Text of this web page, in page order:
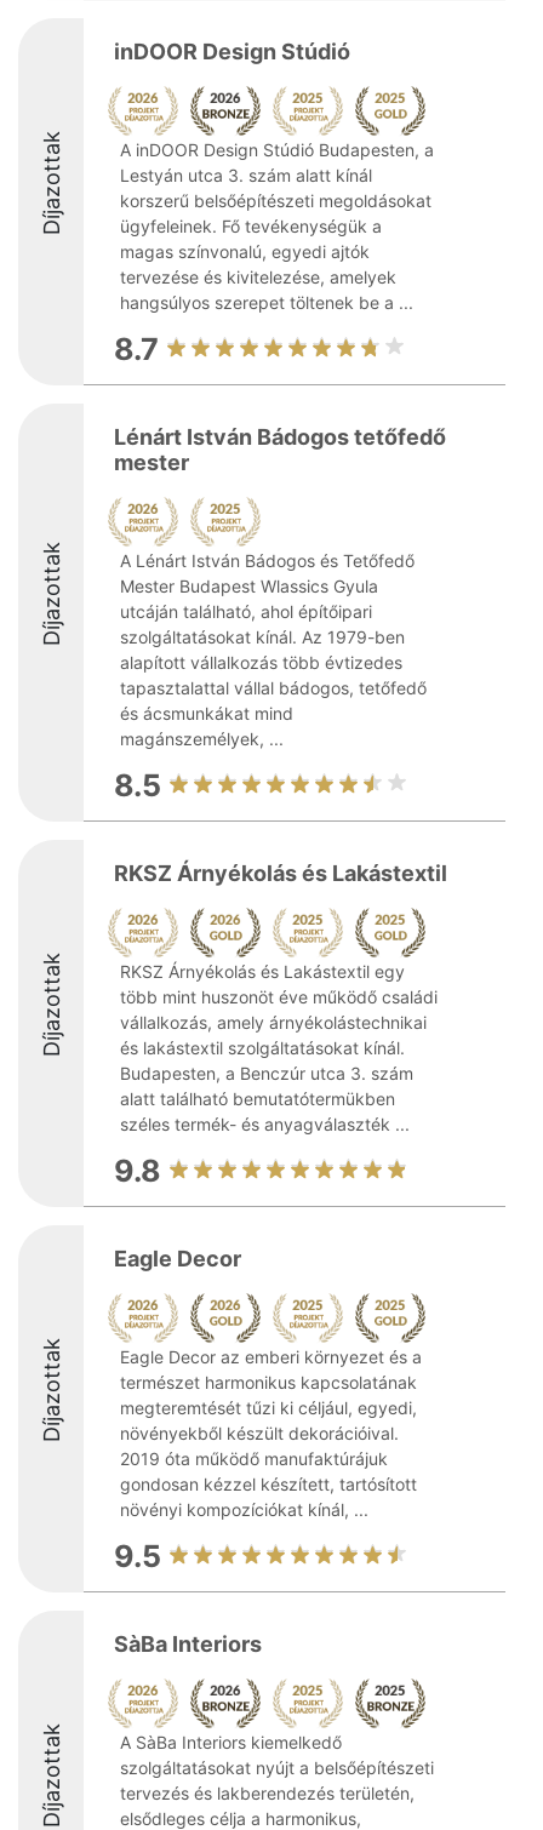
Díjazottak
inDOOR Design Stúdió
A inDOOR Design Stúdió Budapesten, a
Lestyán utca 3. szám alatt kínál
korszerű belsőépítészeti megoldásokat
ügyfeleinek. Fő tevékenységük a
magas színvonalú, egyedi ajtók
tervezése és kivitelezése, amelyek
hangsúlyos szerepet töltenek be a ...
8.7
Díjazottak
Lénárt István Bádogos tetőfedő
mester
A Lénárt István Bádogos és Tetőfedő
Mester Budapest Wlassics Gyula
utcáján található, ahol építőipari
szolgáltatásokat kínál. Az 1979-ben
alapított vállalkozás több évtizedes
tapasztalattal vállal bádogos, tetőfedő
és ácsmunkákat mind
magánszemélyek, ...
8.5
Díjazottak
RKSZ Árnyékolás és Lakástextil
RKSZ Árnyékolás és Lakástextil egy
több mint huszonöt éve működő családi
vállalkozás, amely árnyékolástechnikai
és lakástextil szolgáltatásokat kínál.
Budapesten, a Benczúr utca 3. szám
alatt található bemutatótermükben
széles termék- és anyagválaszték ...
9.8
Díjazottak
Eagle Decor
Eagle Decor az emberi környezet és a
természet harmonikus kapcsolatának
megteremtését tűzi ki céljául, egyedi,
növényekből készült dekorációival.
2019 óta működő manufaktúrájuk
gondosan kézzel készített, tartósított
növényi kompozíciókat kínál, ...
9.5
Díjazottak
SàBa Interiors
A SàBa Interiors kiemelkedő
szolgáltatásokat nyújt a belsőépítészeti
tervezés és lakberendezés területén,
elsődleges célja a harmonikus,